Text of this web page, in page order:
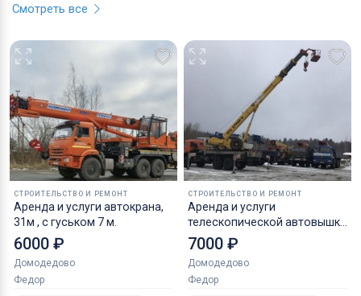
Смотреть все
СТРОИТЕЛЬСТВО И РЕМОНТ
Аренда и услуги автокрана,
31м , с гуськом 7 м.
6000 ₽
Домодедово
Федор
СТРОИТЕЛЬСТВО И РЕМОНТ
Аренда и услуги
телескопической автовышки
вездехода 400 кг, 31 м
7000 ₽
Домодедово
Федор